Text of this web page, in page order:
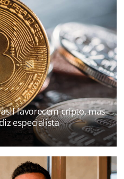
favorecem cripto, mas
especialista